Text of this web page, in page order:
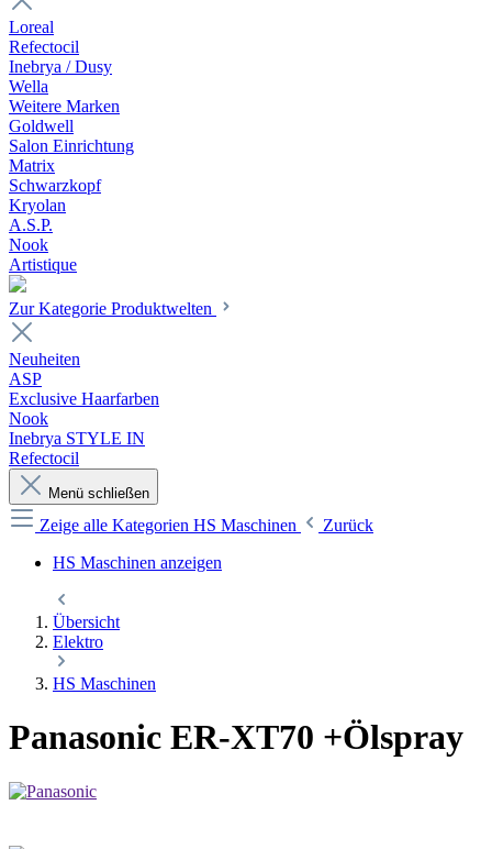
Loreal
Refectocil
Inebrya / Dusy
Wella
Weitere Marken
Goldwell
Salon Einrichtung
Matrix
Schwarzkopf
Kryolan
A.S.P.
Nook
Artistique
Zur Kategorie Produktwelten
Neuheiten
ASP
Exclusive Haarfarben
Nook
Inebrya STYLE IN
Refectocil
Menü schließen
Zeige alle Kategorien HS Maschinen
Zurück
HS Maschinen anzeigen
Übersicht
Elektro
HS Maschinen
Panasonic ER-XT70 +Ölspray